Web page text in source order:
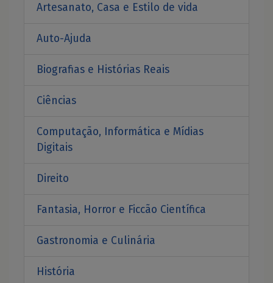
Artesanato, Casa e Estilo de vida
Auto-Ajuda
Biografias e Histórias Reais
Ciências
Computação, Informática e Mídias
Digitais
Direito
Fantasia, Horror e Ficcão Científica
Gastronomia e Culinária
História